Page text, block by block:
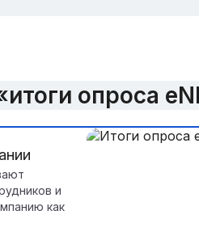
опроса
и
как